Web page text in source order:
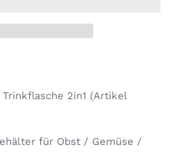
2in1 (Artikel
für Obst / Gemüse /